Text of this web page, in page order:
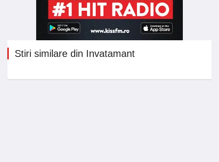
Stiri similare din Invatamant